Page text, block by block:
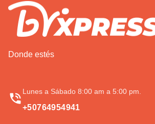
Donde estés
Lunes a Sábado 8:00 am a 5:00 pm.
+50764954941